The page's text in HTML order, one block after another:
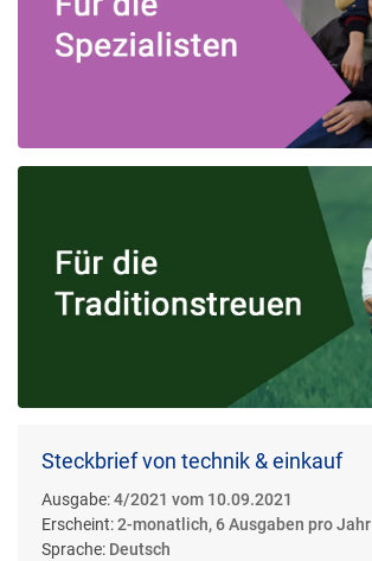
Steckbrief von technik & einkauf
Ausgabe:4/2021 vom 10.09.2021
Erscheint:2-monatlich, 6 Ausgaben pro Jahr
Sprache: Deutsch